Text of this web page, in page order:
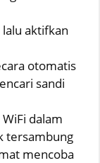
aktifkan
otomatis
sandi
dalam
tersambung
mencoba